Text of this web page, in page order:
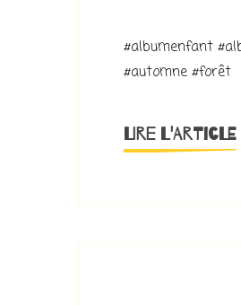
#albumenfant
#automne #forêt
LIRE L'ARTICLE